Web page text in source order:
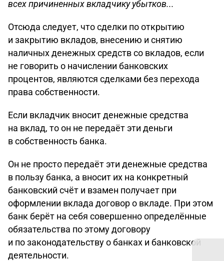
всех причиненных вкладчику убытков...
Отсюда следует, что сделки по открытию
и закрытию вкладов, внесению и снятию
наличных денежных средств со вкладов, если
не говорить о начислении банковских
процентов, являются сделками без перехода
права собственности.
Если вкладчик вносит денежные средства
на вклад, то он не передаёт эти деньги
в собственность банка.
Он не просто передаёт эти денежные средства
в пользу банка, а вносит их на конкретный
банковский счёт и взамен получает при
оформлении вклада договор о вкладе. При этом
банк берёт на себя совершенно определённые
обязательства по этому договору
и по законодательству о банках и банковской
деятельности.